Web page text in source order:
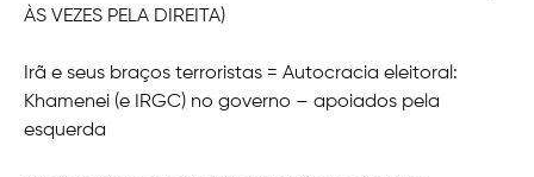
ÀS VEZES PELA DIREITA)
Irã e seus braços terroristas = Autocracia eleitoral:
Khamenei (e IRGC) no governo – apoiados pela
esquerda